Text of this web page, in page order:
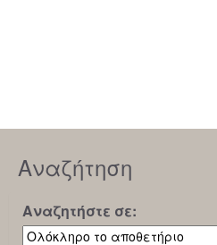
Αναζήτηση
Αναζητήστε σε: